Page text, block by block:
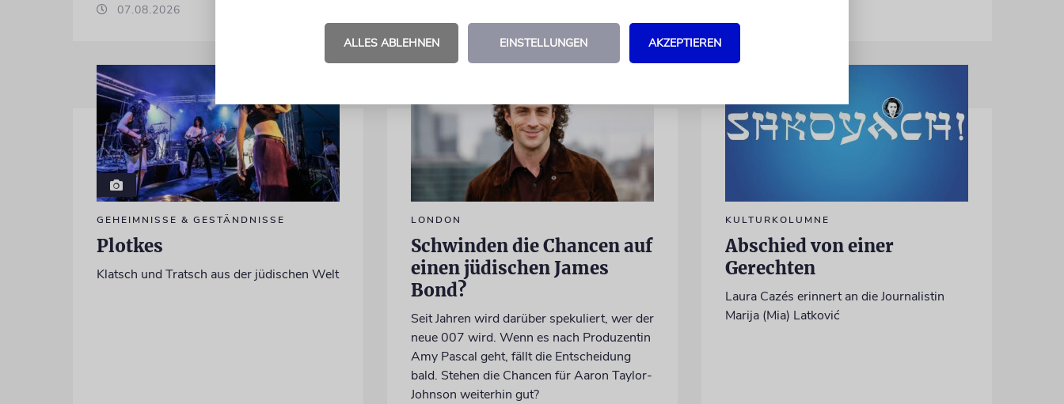
07.08.2026
GEHEIMNISSE & GESTÄNDNISSE
Plotkes
Klatsch und Tratsch aus der jüdischen Welt
LONDON
Schwinden die Chancen auf
einen jüdischen James
Bond?
Seit Jahren wird darüber spekuliert, wer der
neue 007 wird. Wenn es nach Produzentin
Amy Pascal geht, fällt die Entscheidung
bald. Stehen die Chancen für Aaron Taylor-
Johnson weiterhin gut?
KULTURKOLUMNE
Abschied von einer
Gerechten
Laura Cazés erinnert an die Journalistin
Marija (Mia) Latković
ALLES ABLEHNEN EINSTELLUNGEN AKZEPTIEREN